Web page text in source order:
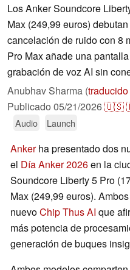
Los Anker Soundcore
Max (249,99 euros)
cancelación de ruido con 8
Pro Max añade una
grabación de voz AI sin
Anubhav Sharma (
Publicado 05/21/2026🇺🇸
Audio Launch
Ankerha presentado dos
el Día Anker 2026en la
Soundcore Liberty 5 Pro
Max (249,99 euros).
nuevoChip Thus AI que
más potencia de
generación de buques